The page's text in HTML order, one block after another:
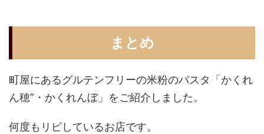
まとめ
町屋にあるグルテンフリーの米粉のパスタ「かくれ
ん穂”・かくれんぼ」をご紹介しました。
何度もリピしているお店です。